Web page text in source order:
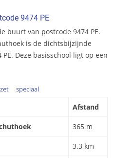
9474 PE
buurt van postcode 9474 PE.
is de dichtsbijzijnde
Deze basisschool ligt op een
speciaal
Afstand
365 m
3.3 km